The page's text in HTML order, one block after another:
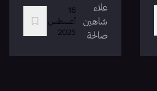
علاء
شاهين
صالحة
16
أغسطس
2025